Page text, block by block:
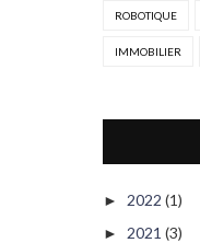
ROBOTIQUE
IMMOBILIER
► 2022 (1)
► 2021 (3)